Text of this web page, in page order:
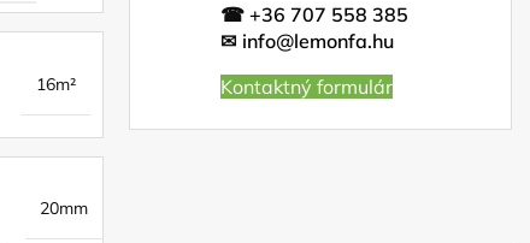
16m²
20mm
☎ +36 707 558 385
✉ info@lemonfa.hu
Kontaktný formulár